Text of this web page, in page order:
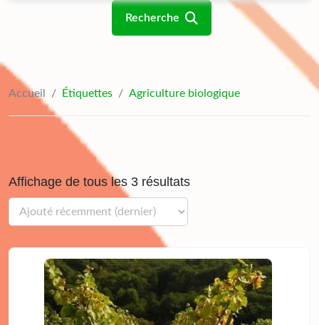
Recherche
Accueil / Étiquettes / Agriculture biologique
Affichage de tous les 3 résultats